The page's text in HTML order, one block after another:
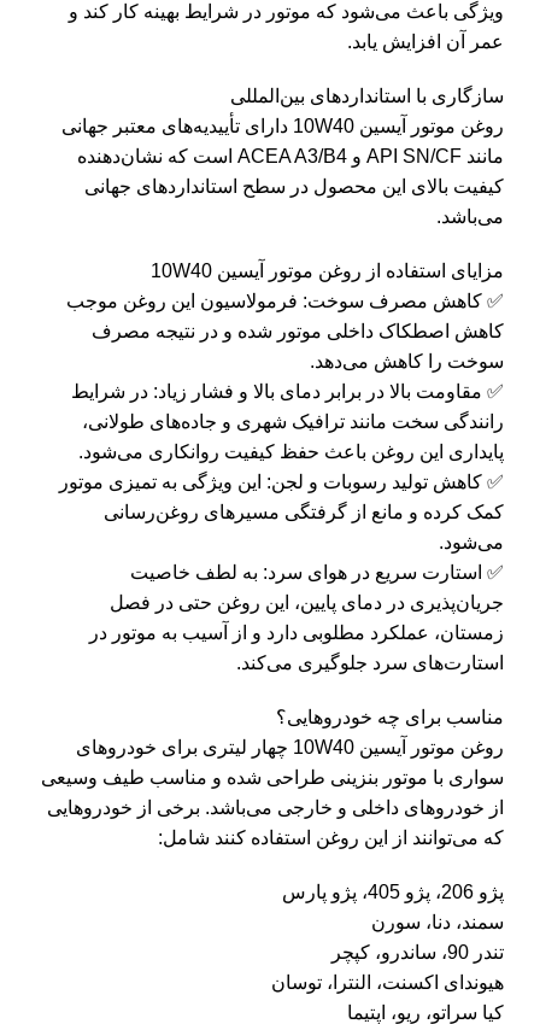
ویژگی باعث می‌شود که موتور در شرایط بهینه کار کند و
عمر آن افزایش یابد.
سازگاری با استانداردهای بین‌المللی
روغن موتور آیسین 10W40 دارای تأییدیه‌های معتبر جهانی
مانند API SN/CF و ACEA A3/B4 است که نشان‌دهنده
کیفیت بالای این محصول در سطح استانداردهای جهانی
می‌باشد.
مزایای استفاده از روغن موتور آیسین 10W40
✅ کاهش مصرف سوخت: فرمولاسیون این روغن موجب
کاهش اصطکاک داخلی موتور شده و در نتیجه مصرف
سوخت را کاهش می‌دهد.
✅ مقاومت بالا در برابر دمای بالا و فشار زیاد: در شرایط
رانندگی سخت مانند ترافیک شهری و جاده‌های طولانی،
پایداری این روغن باعث حفظ کیفیت روانکاری می‌شود.
✅ کاهش تولید رسوبات و لجن: این ویژگی به تمیزی موتور
کمک کرده و مانع از گرفتگی مسیرهای روغن‌رسانی
می‌شود.
✅ استارت سریع در هوای سرد: به لطف خاصیت
جریان‌پذیری در دمای پایین، این روغن حتی در فصل
زمستان، عملکرد مطلوبی دارد و از آسیب به موتور در
استارت‌های سرد جلوگیری می‌کند.
مناسب برای چه خودروهایی؟
روغن موتور آیسین 10W40 چهار لیتری برای خودروهای
سواری با موتور بنزینی طراحی شده و مناسب طیف وسیعی
از خودروهای داخلی و خارجی می‌باشد. برخی از خودروهایی
که می‌توانند از این روغن استفاده کنند شامل:
پژو 206، پژو 405، پژو پارس
سمند، دنا، سورن
تندر 90، ساندرو، کپچر
هیوندای اکسنت، النترا، توسان
کیا سراتو، ریو، اپتیما